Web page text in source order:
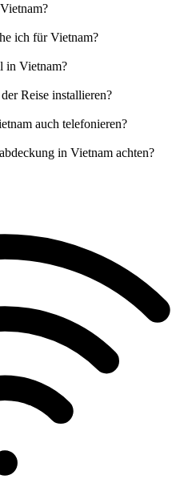
ich für Vietnam?
in Vietnam?
Reise installieren?
auch telefonieren?
in Vietnam achten?